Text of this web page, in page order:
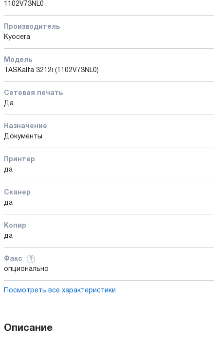
1102V73NL0
Производитель
Kyocera
Модель
TASKalfa 3212i (1102V73NL0)
Сетевая печать
Да
Назначение
Документы
Принтер
да
Сканер
да
Копир
да
Факс ?
опционально
Посмотреть все характеристики
Описание